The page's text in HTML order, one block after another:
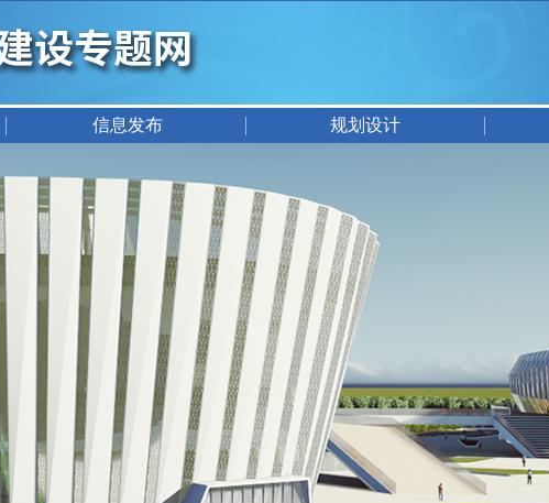
信息发布 规划设计